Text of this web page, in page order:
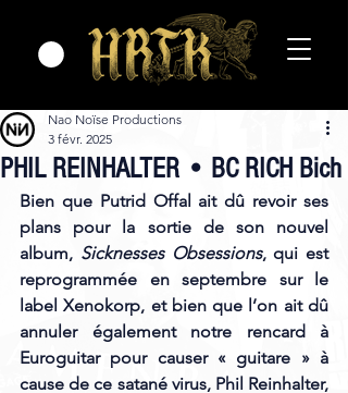
PHIL REINHALTER • BC RICH Bich
Nao Noïse Productions
3 févr. 2025
Bien que Putrid Offal ait dû revoir ses
plans pour la sortie de son nouvel
album, Sicknesses Obsessions, qui est
reprogrammée en septembre sur le
label Xenokorp, et bien que l’on ait dû
annuler également notre rencard à
Euroguitar pour causer « guitare » à
cause de ce satané virus, Phil Reinhalter,